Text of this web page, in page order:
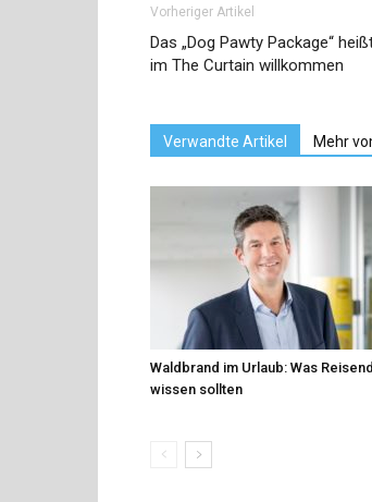
Vorheriger Artikel
Das „Dog Pawty Package“
im The Curtain willkommen
Verwandte Artikel Mehr
Waldbrand im Urlaub: Was
wissen sollten